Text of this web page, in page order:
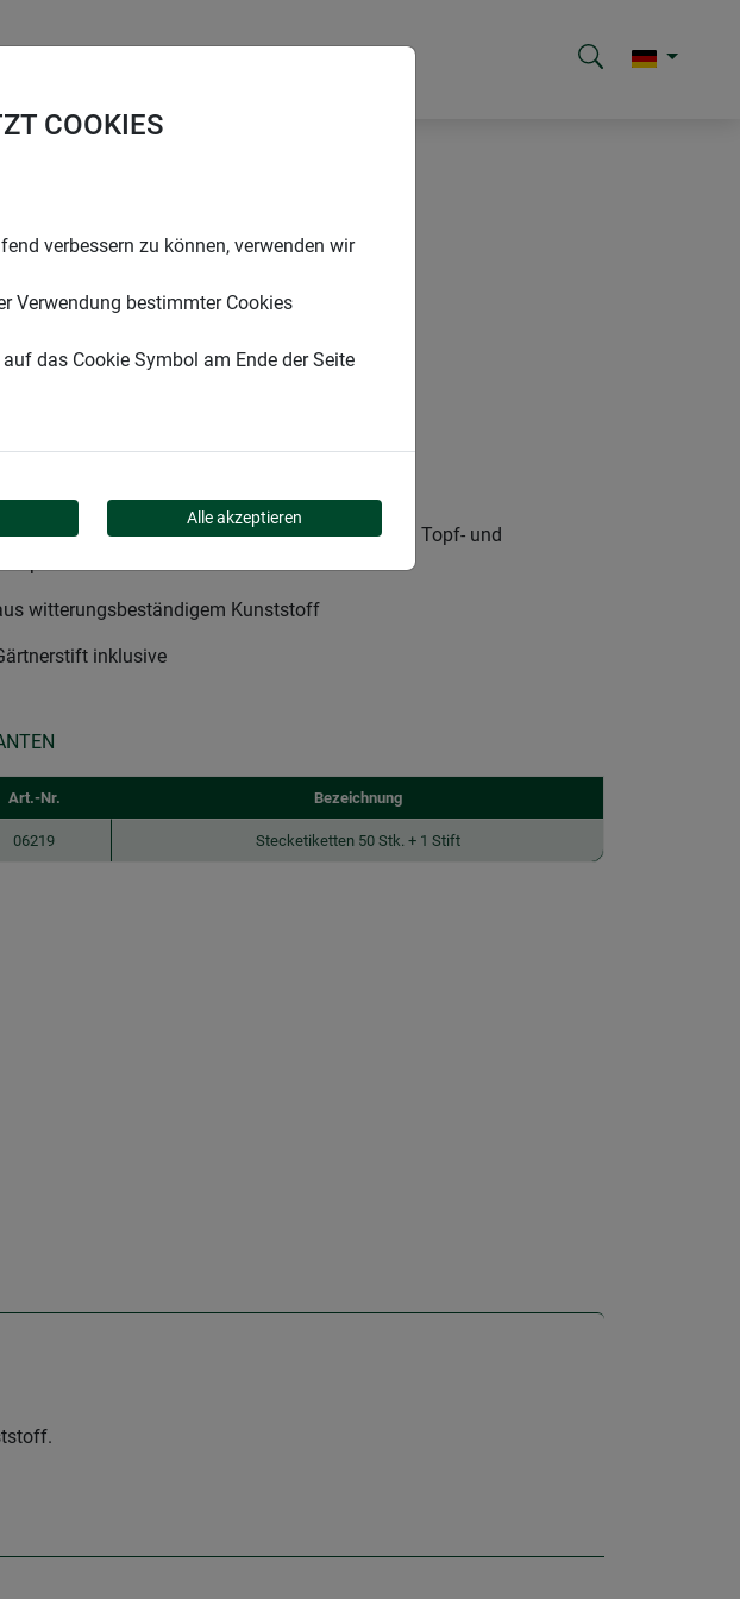
Beschriftungshilfe zur Beschriftung von Topf- und
witterungsbeständigem Kunststoff
inklusive
Art.-Nr. Bezeichnung
06219 Stecketiketten 50 Stk. + 1 Stift
COOKIES
verbessern zu können, verwenden wir
Verwendung bestimmter Cookies
das Cookie Symbol am Ende der Seite
Alle akzeptieren